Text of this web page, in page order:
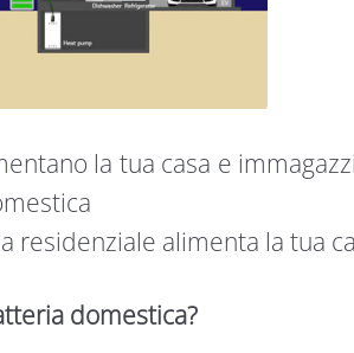
la tua casa e
residenziale alimenta la tua
domestica?